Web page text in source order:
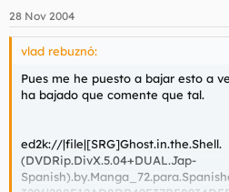
28 Nov 2004
vlad rebuznó:
Pues me he puesto a bajar esto a
ha bajado que comente que tal.
ed2k://|file|[SRG]Ghost.in.the.Shell.
(DVDRip.DivX.5.04+DUAL.Jap-